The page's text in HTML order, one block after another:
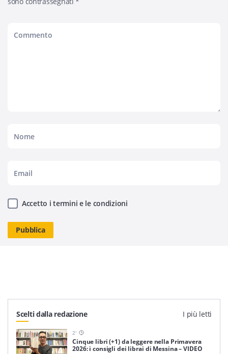
Accetto i termini e le condizioni
Scelti dalla redazione I più letti
2'
Cinque libri (+1) da leggere nella Primavera
2026: i consigli dei librai di Messina – VIDEO